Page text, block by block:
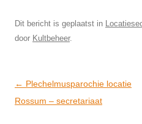
Dit bericht is geplaatst in
door Kultbeheer.
Post
navigation
← Plechelmusparochie locatie
Rossum – secretariaat